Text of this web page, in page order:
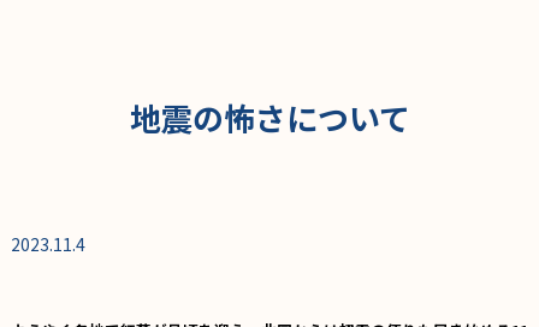
地震の怖さについて
2023.11.4